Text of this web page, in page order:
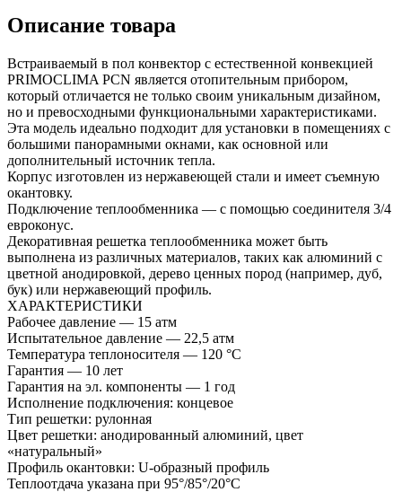
Описание товара
Встраиваемый в пол конвектор с естественной конвекцией
PRIMOCLIMA PCN является отопительным прибором,
который отличается не только своим уникальным дизайном,
но и превосходными функциональными характеристиками.
Эта модель идеально подходит для установки в помещениях с
большими панорамными окнами, как основной или
дополнительный источник тепла.
Корпус изготовлен из нержавеющей стали и имеет съемную
окантовку.
Подключение теплообменника — с помощью соединителя 3/4
евроконус.
Декоративная решетка теплообменника может быть
выполнена из различных материалов, таких как алюминий с
цветной анодировкой, дерево ценных пород (например, дуб,
бук) или нержавеющий профиль.
ХАРАКТЕРИСТИКИ
Рабочее давление — 15 атм
Испытательное давление — 22,5 атм
Температура теплоносителя — 120 °С
Гарантия — 10 лет
Гарантия на эл. компоненты — 1 год
Исполнение подключения: концевое
Тип решетки: рулонная
Цвет решетки: анодированный алюминий, цвет
«натуральный»
Профиль окантовки: U-образный профиль
Теплоотдача указана при 95°/85°/20°С